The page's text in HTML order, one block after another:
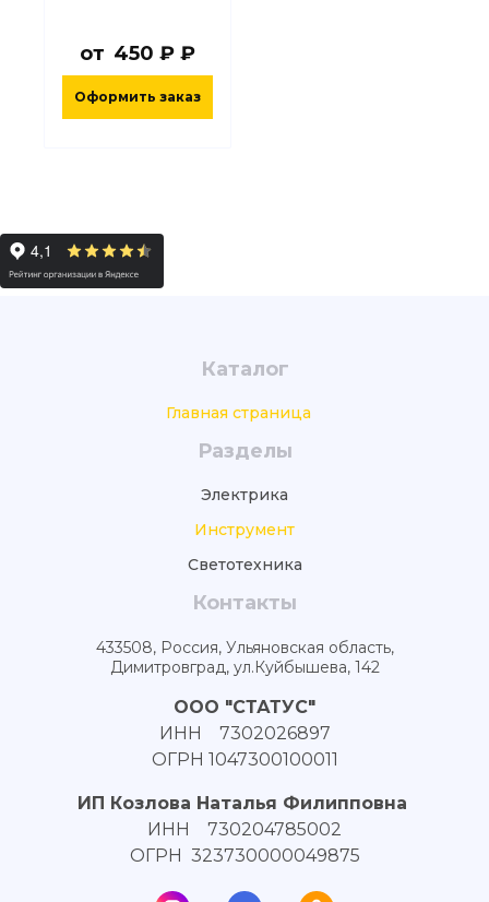
от 450 ₽ ₽
Оформить заказ
Каталог
Главная страница
Разделы
Электрика
Инструмент
Светотехника
Контакты
433508, Россия, Ульяновская область,
Димитровград, ул.Куйбышева, 142
ООО "СТАТУС"
ИНН 7302026897
ОГРН 1047300100011
ИП Козлова Наталья Филипповна
ИНН 730204785002
ОГРН 323730000049875